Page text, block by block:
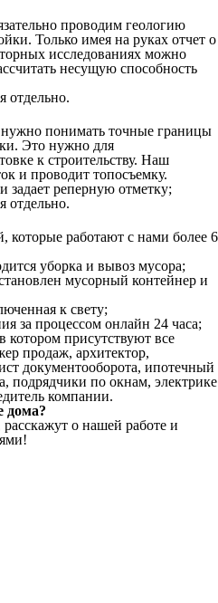
проводим геологию
Только имея на руках отчет о
исследованиях можно
несущую способность
отдельно.
понимать точные границы
Это нужно для
к строительству. Наш
и проводит топосъемку.
задает реперную отметку;
отдельно.
которые работают с нами более 6
уборка и вывоз мусора;
мусорный контейнер и
к свету;
за процессом онлайн 24 часа;
котором присутствуют все
продаж, архитектор,
документооборота, ипотечный
подрядчики по окнам, электрике
компании.
дома?
о нашей работе и